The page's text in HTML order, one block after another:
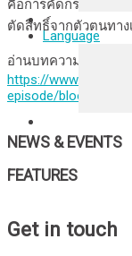
Language
คือการคัดกรองด้วยค
ตัดสิทธิ์จากตัวตนทาง
อ่านบทความฉบับเต็ม
https://
episode/blood-
NEWS & EVENTS
FEATURES
Get in touch